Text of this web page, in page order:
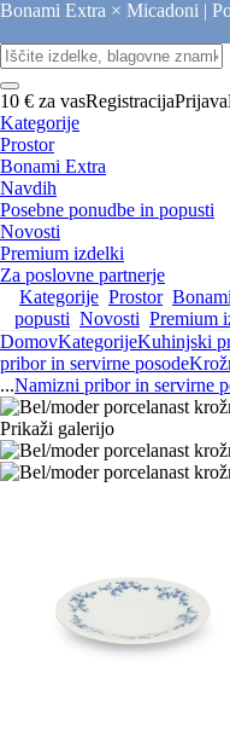
Bonami Extra × Micadoni |
10 € za vasRegistracijaPrijava
Kategorije
Prostor
Bonami Extra
Navdih
Posebne ponudbe in popusti
Novosti
Premium izdelki
Za poslovne partnerje
Kategorije Prostor
popusti Novosti Premium
DomovKategorijeKuhinjski
pribor in servirne posode
...Namizni pribor in servirne
Prikaži galerijo